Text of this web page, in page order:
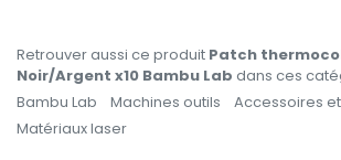
Retrouver aussi ce produit Patch
Noir/Argent x10 Bambu Lab dans ces
Bambu Lab
Machines outils
Accessoires
Matériaux laser